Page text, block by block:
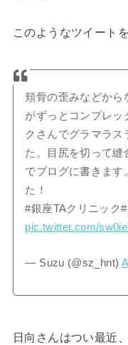
このようなツイート
頬骨の歪みなどから
がずっとコンプレッ
クさんでグラマラス
た。目尻を切って縫
でブログに書きます
た！
#銀座TAクリニック
pic.twitter.com/
— Suzu (@sz_hnt)
日向さんはつい最近